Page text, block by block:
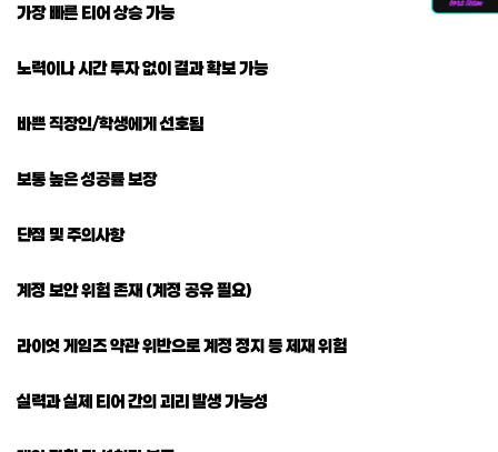
가장 빠른 티어 상승 가능
노력이나 시간 투자 없이 결과 확보 가능
바쁜 직장인/학생에게 선호됨
보통 높은 성공률 보장
단점 및 주의사항
계정 보안 위험 존재 (계정 공유 필요)
라이엇 게임즈 약관 위반으로 계정 정지 등 제재 위험
실력과 실제 티어 간의 괴리 발생 가능성